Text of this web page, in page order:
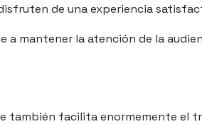
de una experiencia
a mantener la atención de la
también facilita enormemente el